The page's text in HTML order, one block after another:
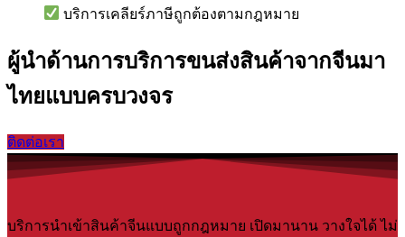
บริการเคลียร์ภาษีถูกต้องตามกฎหมาย
ผู้นำด้านการบริการขนส่งสินค้าจากจีนมา
ไทยแบบครบวงจร
ติดต่อเรา
บริการนำเข้าสินค้าจีนแบบถูกกฎหมาย เปิดมานาน วางใจได้ ไม่